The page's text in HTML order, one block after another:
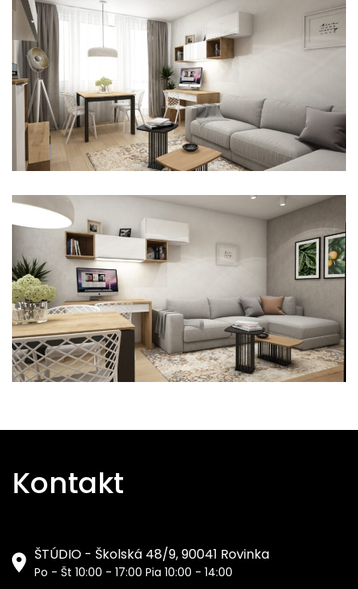
Kontakt
ŠTÚDIO - Školská 48/9, 90041 Rovinka
Po - Št 10:00 - 17:00 Pia 10:00 - 14:00